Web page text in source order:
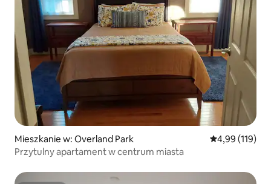
Mieszkanie w: Overland Park Średnia
4,99 (119)
Przytulny apartament w centrum miasta